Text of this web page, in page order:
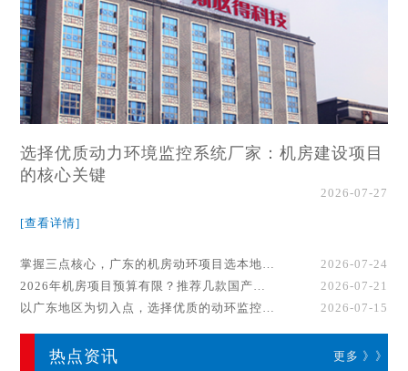
选择优质动力环境监控系统厂家：机房建设项目
的核心关键
2026-07-27
[查看详情]
掌握三点核心，广东的机房动环项目选本地厂家事半功倍！
2026-07-24
2026年机房项目预算有限？推荐几款国产动环监控系统品牌
2026-07-21
以广东地区为切入点，选择优质的动环监控系统厂家
2026-07-15
热点资讯 更多 》》